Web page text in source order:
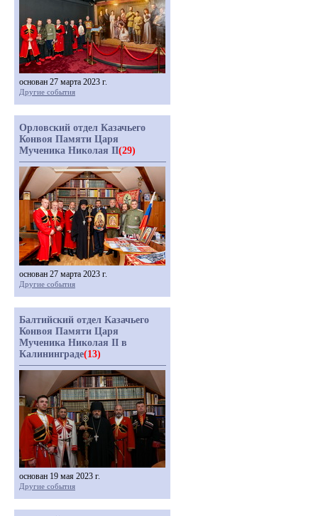
основан 27 марта 2023 г.
Другие события
Орловский отдел Казачьего
Конвоя Памяти Царя
Мученика Николая II(29)
основан 27 марта 2023 г.
Другие события
Балтийский отдел Казачьего
Конвоя Памяти Царя
Мученика Николая II в
Калининграде(13)
основан 19 мая 2023 г.
Другие события